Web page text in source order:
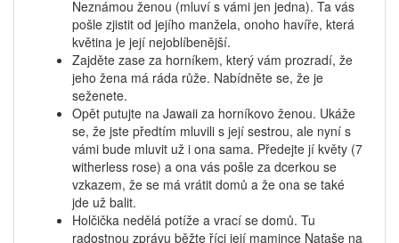
Neznámou ženou (mluví s vámi jen jedna). Ta vás
pošle zjistit od jejího manžela, onoho havíře, která
květina je její nejoblíbenější.
Zajděte zase za horníkem, který vám prozradí, že
jeho žena má ráda růže. Nabídněte se, že je
seženete.
Opět putujte na Jawaii za horníkovo ženou. Ukáže
se, že jste předtím mluvili s její sestrou, ale nyní s
vámi bude mluvit už i ona sama. Předejte jí květy (7
witherless rose) a ona vás pošle za dcerkou se
vzkazem, že se má vrátit domů a že ona se také
jde už balit.
Holčička nedělá potíže a vrací se domů. Tu
radostnou zprávu běžte říci její mamince Nataše na